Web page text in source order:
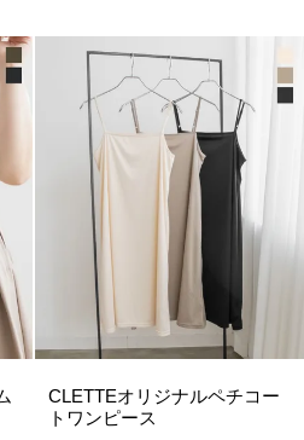
CLETTEオリジナルペチコー
トワンピース